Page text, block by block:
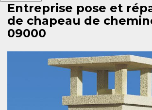
Entreprise pose et
de chapeau de
09000